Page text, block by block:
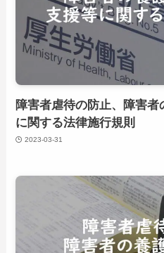
障害者虐待の防止、障害
に関する法律施行規則
2023-03-31